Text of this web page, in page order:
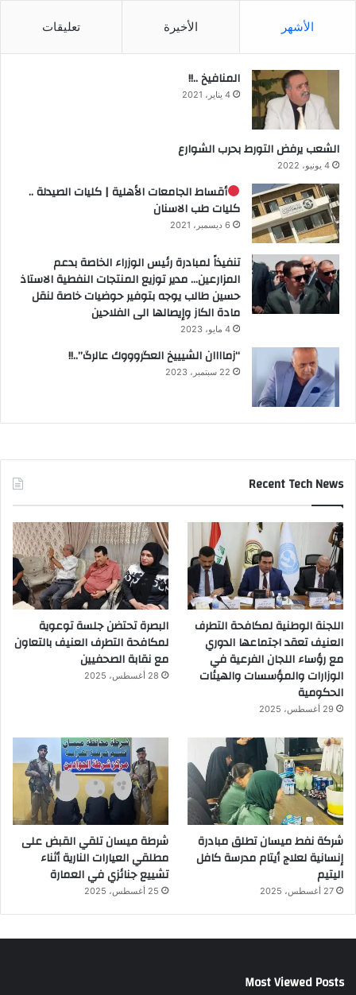
الأشهر الأخيرة تعليقات
المنافيخ ..!!
4 يناير، 2021
الشعب يرفض التورط بحرب الشوارع
4 يونيو، 2022
أقساط الجامعات الأهلية | كليات الصيدلة ..
كليات طب الاسنان
6 ديسمبر، 2021
تنفيذاً لمبادرة رئيس الوزراء الخاصة بدعم
المزارعين… مدير توزيع المنتجات النفطية الاستاذ
حسين طالب يوجه بتوفير حوضيات خاصة لنقل
مادة الكاز وإيصالها الى الفلاحين
4 مايو، 2023
“زماااان الشيييخ العگروووك عالرگ”..!!
22 سبتمبر، 2023
Recent Tech News
اللجنة الوطنية لمكافحة التطرف
العنيف تعقد اجتماعها الدوري
مع رؤساء اللجان الفرعية في
الوزارات والمؤسسات والهيئات
الحكومية
29 أغسطس، 2025
البصرة تحتضن جلسة توعوية
لمكافحة التطرف العنيف بالتعاون
مع نقابة الصحفيين
28 أغسطس، 2025
شركة نفط ميسان تطلق مبادرة
إنسانية لعلاج أيتام مدرسة كافل
اليتيم
27 أغسطس، 2025
شرطة ميسان تلقي القبض على
مطلقي العيارات النارية أثناء
تشييع جنائزي في العمارة
25 أغسطس، 2025
Most Viewed Posts